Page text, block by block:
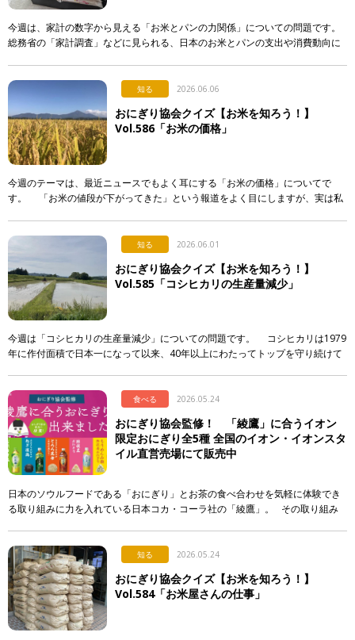
今週は、家計の数字から見える「お米とパンの力関係」についての問題です。
総務省の「家計調査」などに見られる、日本のお米とパンの支出や消費動向に
知る 2026.06.06
おにぎり協会クイズ【お米を知ろう！】
Vol.586「お米の価格」
今週のテーマは、最近ニュースでもよく耳にする「お米の価格」についてで
す。 「お米の値段が下がってきた」という報道をよく目にしますが、実は私
知る 2026.06.01
おにぎり協会クイズ【お米を知ろう！】
Vol.585「コシヒカリの生産量減少」
今週は「コシヒカリの生産量減少」についての問題です。 コシヒカリは1979
年に作付面積で日本一になって以来、40年以上にわたってトップを守り続けて
食べる 2026.05.24
おにぎり協会監修！ 「綾鷹」に合うイオン
限定おにぎり全5種 全国のイオン・イオンスタ
イル直営売場にて販売中
日本のソウルフードである「おにぎり」とお茶の食べ合わせを気軽に体験でき
る取り組みに力を入れている日本コカ・コーラ社の「綾鷹」。 その取り組み
知る 2026.05.24
おにぎり協会クイズ【お米を知ろう！】
Vol.584「お米屋さんの仕事」